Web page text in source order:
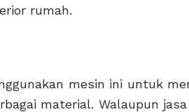
rumah.
mesin ini untuk
material. Walaupun